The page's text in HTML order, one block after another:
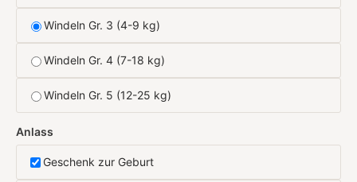
Windeln Gr. 3 (4-9 kg)
Windeln Gr. 4 (7-18 kg)
Windeln Gr. 5 (12-25 kg)
Anlass
Geschenk zur Geburt